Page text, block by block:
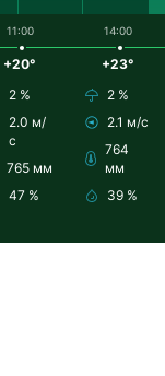
11:00
+20°
2 %
2.0 м/
с
765 мм
47 %
14:00
+23°
2 %
2.1 м/с
764
мм
39 %